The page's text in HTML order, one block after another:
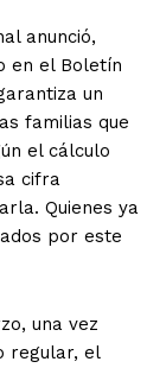
anunció,
en el Boletín
un
familias que
el cálculo
cifra
Quienes ya
por este
una vez
regular, el